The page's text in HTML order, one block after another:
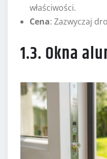
właściwości.
Cena: Zazwyczaj
1.3. Okna